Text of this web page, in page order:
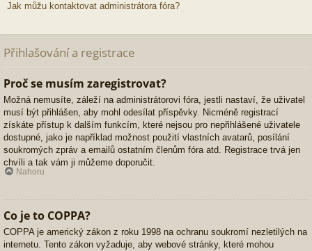
Jak můžu kontaktovat administrátora fóra?
Přihlašování a registrace
Proč se musím zaregistrovat?
Možná nemusíte, záleží na administrátorovi fóra, jestli nastaví, že uživatel
musí být přihlášen, aby mohl odesílat příspěvky. Nicméně registrací
získáte přístup k dalším funkcím, které nejsou pro nepřihlášené uživatele
dostupné, jako je například možnost použití vlastních avatarů, posílání
soukromých zpráv a emailů ostatním členům fóra atd. Registrace trvá jen
chvíli a tak vám ji můžeme doporučit.
Nahoru
Co je to COPPA?
COPPA je americký zákon z roku 1998 na ochranu soukromí nezletilých na
internetu. Tento zákon vyžaduje, aby webové stránky, které mohou